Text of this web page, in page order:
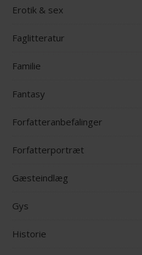
Erotik & sex
Faglitteratur
Familie
Fantasy
Forfatteranbefalinger
Forfatterportræt
Gæsteindlæg
Gys
Historie